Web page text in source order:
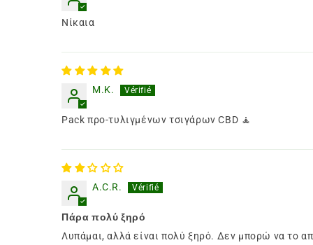
Νίκαια
M.K.
Pack προ-τυλιγμένων τσιγάρων CBD 🧘
A.C.R.
Πάρα πολύ ξηρό
Λυπάμαι, αλλά είναι πολύ ξηρό. Δεν μπορώ να το